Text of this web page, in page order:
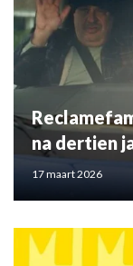
na dertien
17 maart 2026